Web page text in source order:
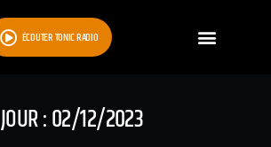
ÉCOUTER TONIC RADIO
JOUR : 02/12/2023